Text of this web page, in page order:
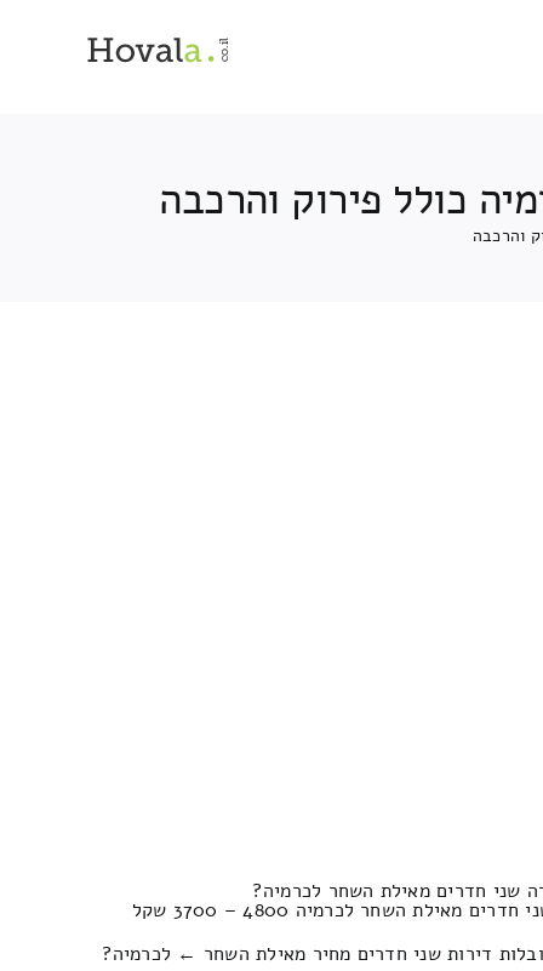
כולל פירוק והרכבה
והרכבה
שני חדרים מאילת השחר לכרמיה?
מאילת השחר לכרמיה 4800 – 3700 שקל
דירות שני חדרים מחיר מאילת השחר ← לכרמיה?